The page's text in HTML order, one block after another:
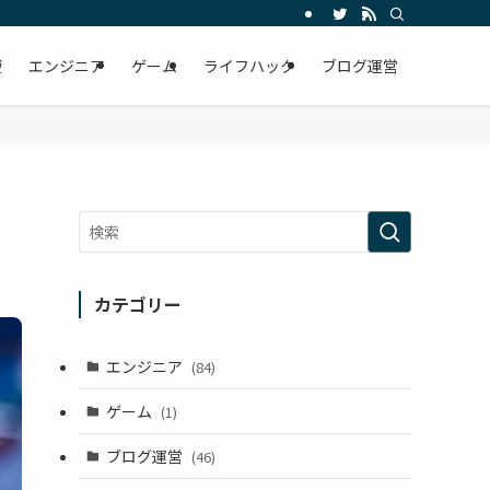
エンジニア ゲーム ライフハック ブログ運営
カテゴリー
エンジニア (84)
ゲーム (1)
ブログ運営 (46)